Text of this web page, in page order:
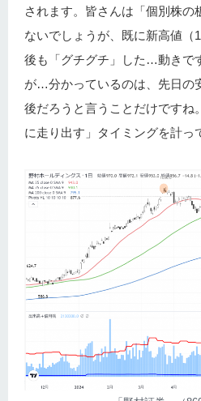
されます。皆さんは「個別株の
ないでしょうが、既に新高値（
後も「グチグチ」した…動きで
が…分かっているのは、先日の
後だろうと言うことだけですね
に走り出す」タイミングを計っ